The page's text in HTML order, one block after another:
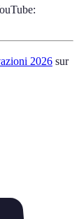
2026 sur